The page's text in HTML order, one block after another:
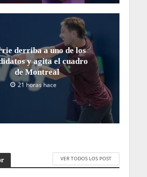
derriba a uno de los
y agita el cuadro
de Montreal
21 horas hace
VER TODOS LOS POST